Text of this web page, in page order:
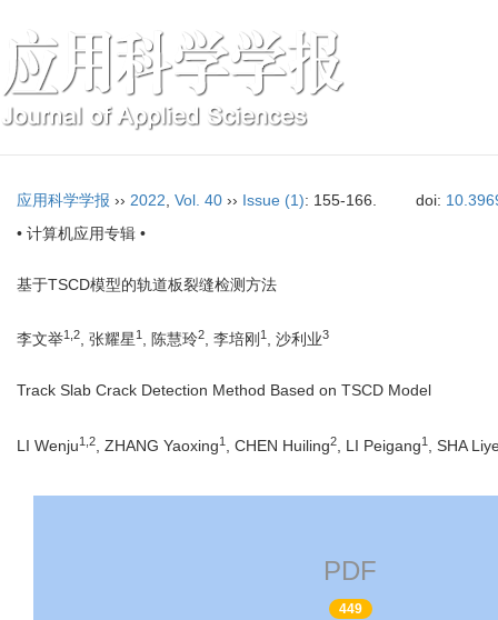
应用科学学报 ›› 2022 Vol. 40 ›› Issue (1): 155-166. doi:
• 计算机应用专辑 •
基于TSCD模型的轨道板裂缝检测方法
李文举1,2, 张耀星1 , 陈慧玲2, 李培刚 1 , 沙利业3
Track Slab Crack Detection Method Based on TSCD Model
LI Wenju1,2 , ZHANG Yaoxing1 , CHEN Huiling2 , LI Peigang1 , SHA
PDF